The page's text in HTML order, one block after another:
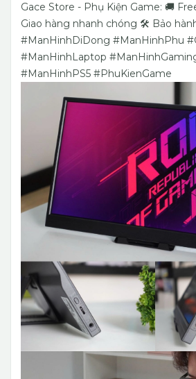
Gace Store - Phụ Kiện Game: 🚚
Giao hàng nhanh chóng 🛠 Bảo
#ManHinhDiDong #ManHinhPhu
#ManHinhLaptop
#ManHinhPS5 #PhuKienGame